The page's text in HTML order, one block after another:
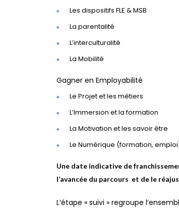
Les dispositifs FLE & MSB
La parentalité
L’interculturalité
La Mobilité
Gagner en Employabilité
Le Projet et les métiers
L’Immersion et la formation
La Motivation et les savoir être
Le Numérique (formation,
Une date indicative de
l’avancée du parcours et de le
L’étape « suivi » regroupe